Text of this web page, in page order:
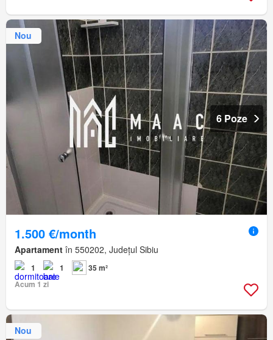
Nou
6 Poze
1.500 €/month
Apartament în 550202, Județul Sibiu
1 1
35 m²
Acum 1 zi
Nou